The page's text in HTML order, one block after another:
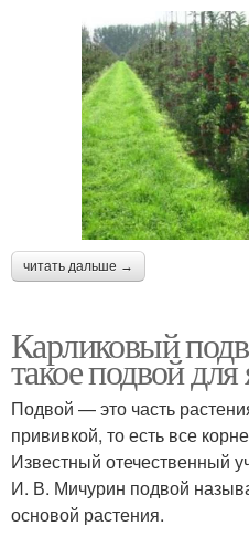
читать дальше →
Карликовый
такое подвой
Подвой — это часть
прививкой, то есть все
Известный отечественный
И. В. Мичурин подвой
основой растения.